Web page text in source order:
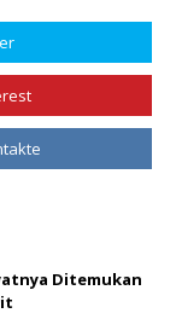
Ditemukan